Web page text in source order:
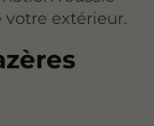
extérieur.